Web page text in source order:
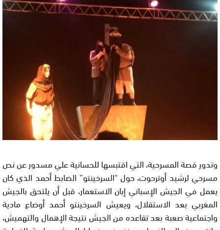
وتدور قصة المسرحية، التي اقتبسها للحسانية علي مسدور عن نص
مسرحي لرشيد أوترحوت، حول “السرخينتو” الضابط أحمد الذي كان
يعمل في الجيش الإسباني إبان الاستعمار، قبل أن يلتحق بالجيش
المغربي بعد الاستقلال، ويعيش السرخينتو أحمد أوضاع مادية
واجتماعية صعبة بعد تقاعده من الجيش نتيجة الإهمال والتهميش،